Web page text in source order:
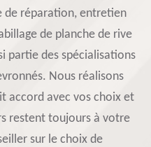
de réparation, entretien
de planche de rive
partie des spécialisations
Nous réalisons
accord avec vos choix et
restent toujours à votre
sur le choix de